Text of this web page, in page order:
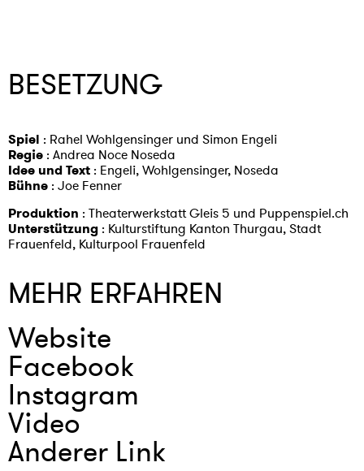
BESETZUNG
Spiel : Rahel Wohlgensinger und Simon Engeli
Regie : Andrea Noce Noseda
Idee und Text : Engeli, Wohlgensinger, Noseda
Bühne : Joe Fenner
Produktion : Theaterwerkstatt Gleis 5 und Puppenspiel.ch
Unterstützung : Kulturstiftung Kanton Thurgau, Stadt
Frauenfeld, Kulturpool Frauenfeld
MEHR ERFAHREN
Website
Facebook
Instagram
Video
Anderer Link